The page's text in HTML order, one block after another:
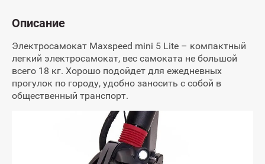
Описание
Электросамокат Maxspeed mini 5 Lite – компактный
легкий электросамокат, вес самоката не большой
всего 18 кг. Хорошо подойдет для ежедневных
прогулок по городу, удобно заносить с собой в
общественный транспорт.